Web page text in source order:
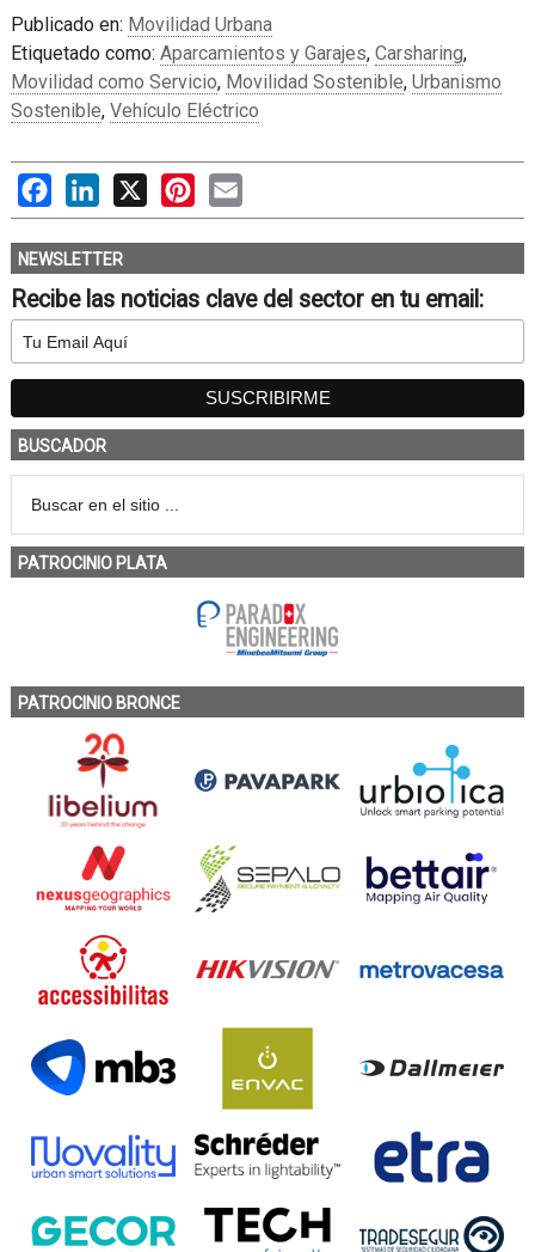
Publicado en: Movilidad Urbana
Etiquetado como: Aparcamientos y Garajes, Carsharing,
Movilidad como Servicio, Movilidad Sostenible, Urbanismo
Sostenible, Vehículo Eléctrico
FacebookLinkedIn
X PinterestEmail
NEWSLETTER
Recibe las noticias clave del sector en tu email:
BUSCADOR
PATROCINIO PLATA
PATROCINIO BRONCE